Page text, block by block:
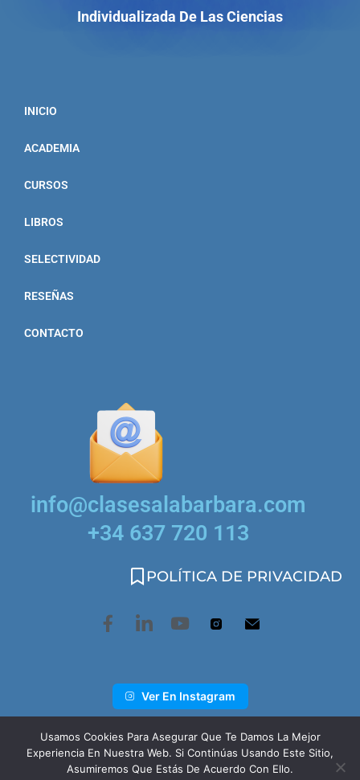
Individualizada De Las Ciencias
INICIO
ACADEMIA
CURSOS
LIBROS
SELECTIVIDAD
RESEÑAS
CONTACTO
info@clasesalabarbara.com
+34 637 720 113
POLÍTICA DE PRIVACIDAD
Ver En Instagram
Usamos Cookies Para Asegurar Que Te Damos La Mejor
Experiencia En Nuestra Web. Si Continúas Usando Este Sitio,
Asumiremos Que Estás De Acuerdo Con Ello.